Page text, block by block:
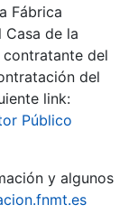
Fábrica
Casa de la
del
del
link:
Público
y algunos